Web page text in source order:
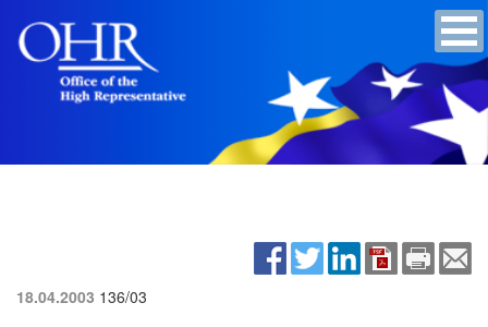
18.04.2003 136/03